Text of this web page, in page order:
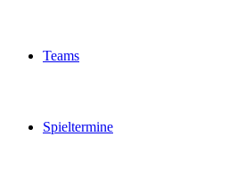
Teams
Spieltermine